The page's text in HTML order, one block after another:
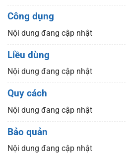
Công dụng
Nội dung đang cập nhật
Liều dùng
Nội dung đang cập nhật
Quy cách
Nội dung đang cập nhật
Bảo quản
Nội dung đang cập nhật